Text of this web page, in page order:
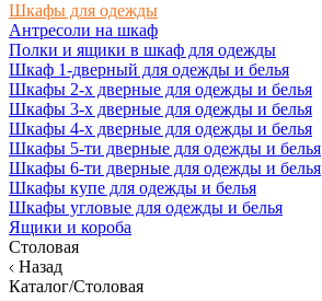
Шкафы для одежды
Антресоли на шкаф
Полки и ящики в шкаф для одежды
Шкаф 1-дверный для одежды и белья
Шкафы 2-х дверные для одежды и белья
Шкафы 3-х дверные для одежды и белья
Шкафы 4-х дверные для одежды и белья
Шкафы 5-ти дверные для одежды и белья
Шкафы 6-ти дверные для одежды и белья
Шкафы купе для одежды и белья
Шкафы угловые для одежды и белья
Ящики и короба
Столовая
Назад
Каталог/Столовая